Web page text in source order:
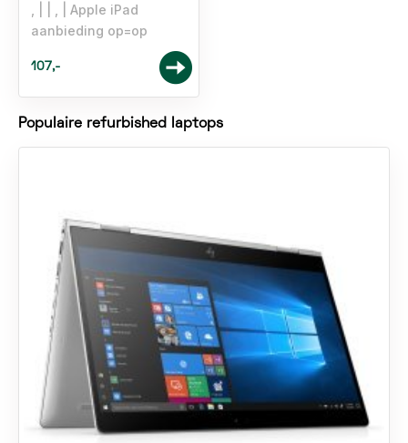
Apple iPad
aanbieding op=op
107,-
Populaire refurbished laptops